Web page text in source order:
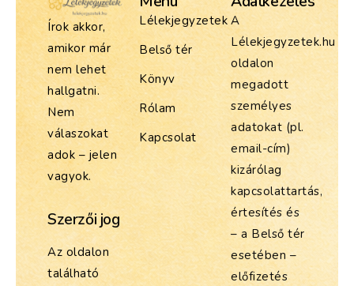
Írok akkor,
amikor már
nem lehet
hallgatni.
Nem
válaszokat
adok – jelen
vagyok.
Szerzői jog
Az oldalon
található
Lélekjegyzetek
Belső tér
Könyv
Rólam
Kapcsolat
A
Lélekjegyzetek.hu
oldalon
megadott
személyes
adatokat (pl.
email-cím)
kizárólag
kapcsolattartás,
értesítés és
– a Belső tér
esetében –
előfizetés